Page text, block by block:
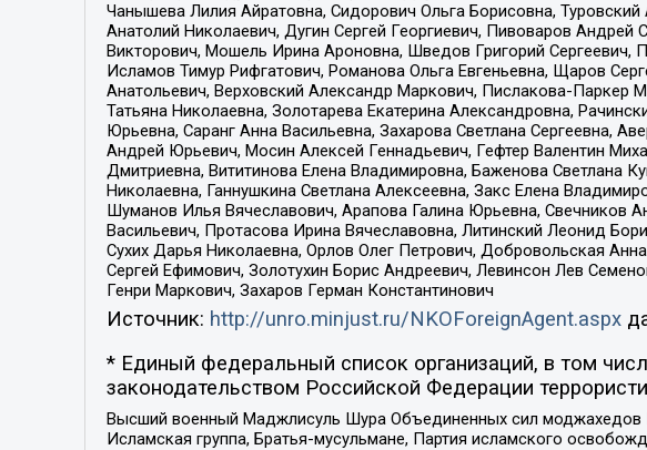
Чанышева Лилия Айратовна, Сидорович Ольга Борисовна,
Анатолий Николаевич, Дугин Сергей Георгиевич, Пивоваров
Викторович, Мошель Ирина Ароновна, Шведов Григорий Сергеевич,
Исламов Тимур Рифгатович, Романова Ольга Евгеньевна, Щаров
Анатольевич, Верховский Александр Маркович, Пислакова-Паркер
Татьяна Николаевна, Золотарева Екатерина Александровна,
Юрьевна, Саранг Анна Васильевна, Захарова Светлана Сергеевна,
Андрей Юрьевич, Мосин Алексей Геннадьевич, Гефтер Валентин
Дмитриевна, Вититинова Елена Владимировна, Баженова Светлана
Николаевна, Ганнушкина Светлана Алексеевна, Закс Елена
Шуманов Илья Вячеславович, Арапова Галина Юрьевна, Свечников
Васильевич, Протасова Ирина Вячеславовна, Литинский Леонид
Сухих Дарья Николаевна, Орлов Олег Петрович, Добровольская
Сергей Ефимович, Золотухин Борис Андреевич, Левинсон Лев
Генри Маркович, Захаров Герман Константинович
Источник: http://unro.minjust.ru/NKOForeignAgent.aspx
* Единый федеральный список организаций, в том
законодательством Российской Федерации
Высший военный Маджлисуль Шура Объединенных сил моджахедов
Исламская группа, Братья-мусульмане, Партия исламского